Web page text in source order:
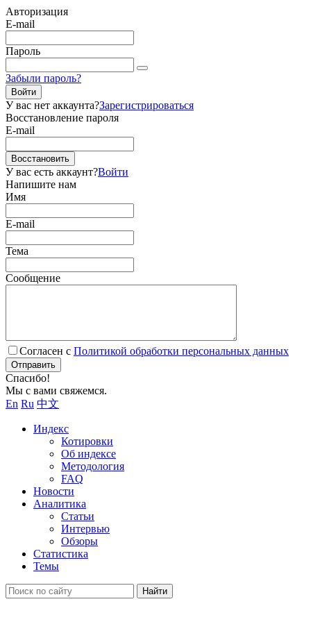
Авторизация
E-mail
Пароль
Забыли пароль?
Войти
У вас нет аккаунта?Зарегистрироваться
Восстановление пароля
E-mail
Восстановить
У вас есть аккаунт?Войти
Напишите нам
Имя
E-mail
Тема
Сообщение
Согласен с Политикой обработки персональных данных
Отправить
Спасибо!
Мы с вами свяжемся.
En Ru 中文
Индекс
Котировки
Об индексе
Методология
FAQ
Новости
Аналитика
Статьи
Интервью
Обзоры
Статистика
Темы
Найти